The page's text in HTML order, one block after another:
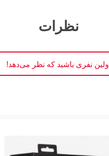
نظرات
اولین نفری باشید که نظر می‌دهد!